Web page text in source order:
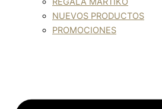
NUEVOS PRODUCTOS
PROMOCIONES